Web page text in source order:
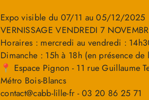
Expo visible du 07/11 au 05/12/2025
VERNISSAGE VENDREDI 7
Horaires : mercredi au vendredi :
Dimanche : 15h à 18h (en présence de
📍 Espace Pignon - 11 rue Guillaume
Métro Bois-Blancs
contact@cabb-lille-fr - 03 20 86 25 71